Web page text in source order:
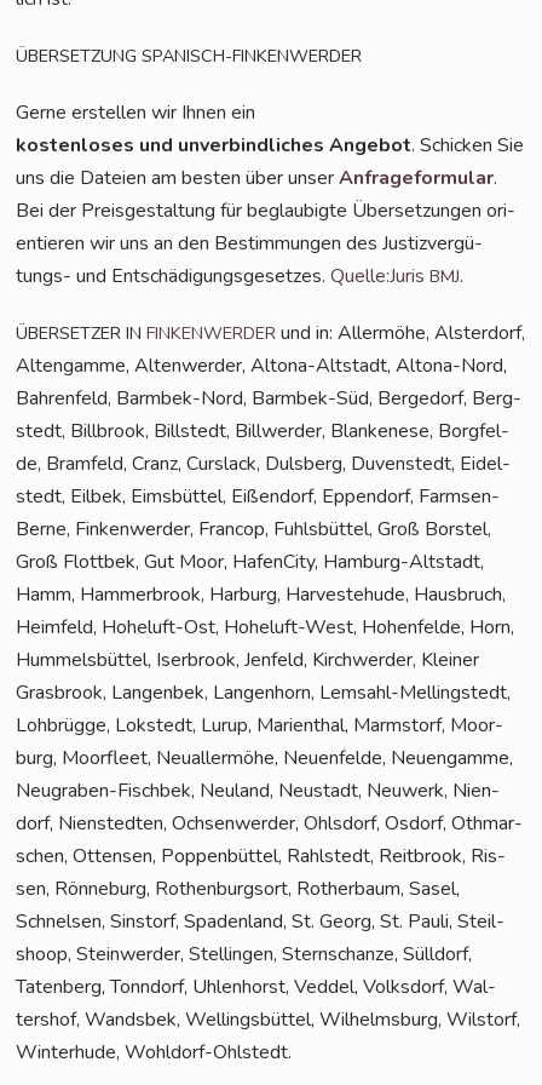
ÜBERSETZUNG SPANISCH-FINKENWERDER
Ger­ne erstel­len wir Ihnen ein
kos­ten­lo­ses und unver­bind­li­ches Ange­bot. Schi­cken Sie
uns die Datei­en am bes­ten über unserAnfra­ge­for­mu­lar.
Bei der Preis­ge­stal­tung für beglau­big­te Über­set­zun­gen ori­
en­tie­ren wir uns an den Bestim­mun­gen des Jus­tiz­ver­gü­
tungs- und Ent­schä­di­gungs­ge­set­zes.Quelle:JurisBMJ.
ÜBERSETZER IN FINKENWERDER und in: Aller­mö­he, Als­ter­dorf,
Alten­gam­me, Alten­wer­der, Alto­na-Alt­stadt, Alto­na-Nord,
Bah­ren­feld, Barm­bek-Nord, Barm­bek-Süd, Ber­ge­dorf, Berg­
stedt, Bill­brook, Bill­stedt, Bill­wer­der, Blan­ke­ne­se, Borg­fel­
de, Bramfeld, Cranz, Curs­lack, Duls­berg, Duven­stedt, Eidel­
stedt, Eil­bek, Eims­büt­tel, Eißen­dorf, Eppen­dorf, Farm­sen-
Ber­ne, Fin­ken­wer­der, Fran­cop, Fuhls­büt­tel, Groß Bors­tel,
Groß Flott­bek, Gut Moor, Hafen­Ci­ty, Ham­burg-Alt­stadt,
Hamm, Ham­mer­brook, Har­burg, Har­ve­ste­hu­de, Haus­bruch,
Heim­feld, Hohe­luft-Ost, Hohe­luft-West, Hohen­fel­de, Horn,
Hum­mels­büt­tel, Iser­brook, Jen­feld, Kirch­wer­der, Klei­ner
Gras­brook, Lan­gen­bek, Lan­gen­horn, Lem­sahl-Mel­ling­s­tedt,
Loh­brüg­ge, Lok­stedt, Lurup, Mari­en­thal, Marmstorf, Moor­
burg, Moor­fleet, Neu­al­ler­mö­he, Neu­en­fel­de, Neu­en­gam­me,
Neu­gra­ben-Fisch­bek, Neu­land, Neu­stadt, Neu­werk, Nien­
dorf, Nien­sted­ten, Och­sen­wer­der, Ohls­dorf, Osdorf, Oth­mar­
schen, Otten­sen, Pop­pen­büt­tel, Rahl­stedt, Reit­brook, Ris­
sen, Rön­ne­burg, Rothen­burg­sort, Rother­baum, Sasel,
Schnel­sen, Sinstorf, Spa­den­land, St. Georg, St. Pau­li, Steil­
shoop, Stein­wer­der, Stel­lin­gen, Stern­schan­ze, Süll­dorf,
Taten­berg, Tonn­dorf, Uhlen­horst, Ved­del, Volks­dorf, Wal­
ters­hof, Wands­bek, Wel­lings­büt­tel, Wil­helms­burg, Wilstorf,
Win­ter­hu­de, Wohldorf-Ohlstedt.